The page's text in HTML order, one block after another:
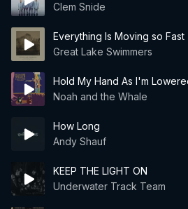
Clem Snide
Everything Is Moving so Fast
Great Lake Swimmers
Hold My Hand As I'm
Noah and the Whale
How Long
Andy Shauf
KEEP THE LIGHT ON
Underwater Track Team